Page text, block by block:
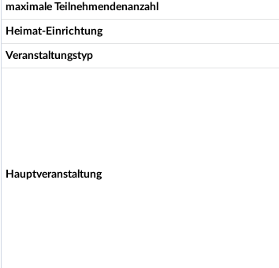
maximale Teilnehmendenanzahl
Heimat-Einrichtung
Veranstaltungstyp
Hauptveranstaltung